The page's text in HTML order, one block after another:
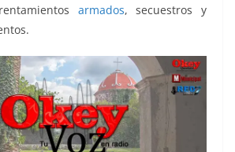
armados, secuestros y